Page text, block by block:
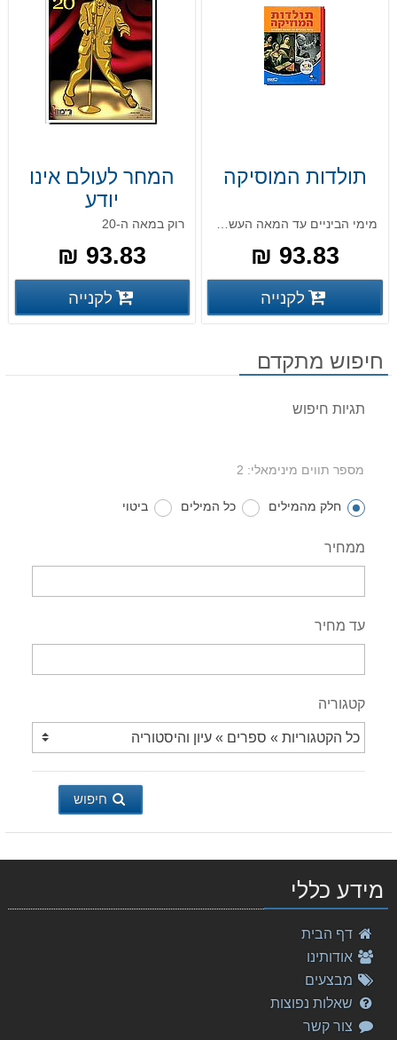
תולדות המוסיקה
93.83 ₪
פרטים נוספים פרטים נוספים לקנייה
המחר לעולם אינו
יודע
רוק במאה ה-20
93.83 ₪
פרטים נוספים
לקנייה
חיפוש מתקדם
תגיות חיפוש
מספר תווים מינימאלי: 2
חלק מהמילים כל המילים ביטוי
ממחיר
עד מחיר
קטגוריה
חיפוש
מידע כללי
דף הבית
אודותינו
מבצעים
שאלות נפוצות
צור קשר